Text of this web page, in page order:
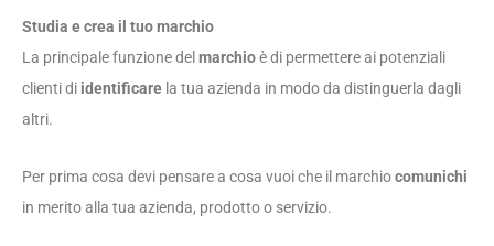
Studia e crea il tuo marchio
La principale funzione del marchioè di permettere ai potenziali
clienti di identificare la tua azienda in modo da distinguerla dagli
altri.
Per prima cosa devi pensare a cosa vuoi che il marchiocomunichi
in merito alla tua azienda, prodotto o servizio.